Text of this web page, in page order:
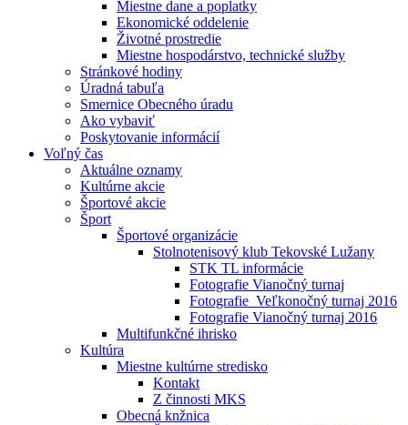
Miestne dane a poplatky
Ekonomické oddelenie
Životné prostredie
Miestne hospodárstvo, technické služby
Stránkové hodiny
Úradná tabuľa
Smernice Obecného úradu
Ako vybaviť
Poskytovanie informácií
Voľný čas
Aktuálne oznamy
Kultúrne akcie
Športové akcie
Šport
Športové organizácie
Stolnotenisový klub Tekovské Lužany
STK TL informácie
Fotografie Vianočný turnaj
Fotografie_Veľkonočný turnaj 2016
Fotografie Vianočný turnaj 2016
Multifunkčné ihrisko
Kultúra
Miestne kultúrne stredisko
Kontakt
Z činnosti MKS
Obecná knžnica